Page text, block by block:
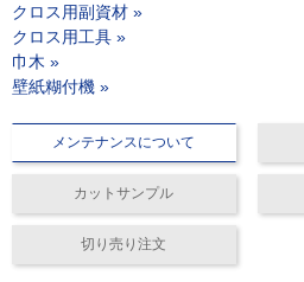
クロス用副資材 »
クロス用工具 »
巾木 »
壁紙糊付機 »
メンテナンスについて
カットサンプル
切り売り注文